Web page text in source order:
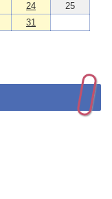
24
25
31